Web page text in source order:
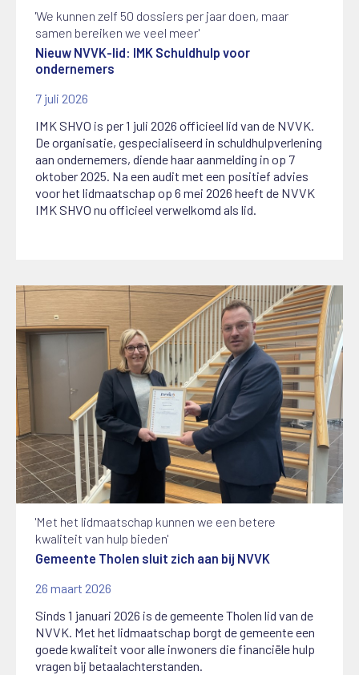
'We kunnen zelf 50 dossiers per jaar doen, maar
samen bereiken we veel meer'
Nieuw NVVK-lid: IMK Schuldhulp voor
ondernemers
7 juli 2026
IMK SHVO is per 1 juli 2026 officieel lid van de NVVK.
De organisatie, gespecialiseerd in schuldhulpverlening
aan ondernemers, diende haar aanmelding in op 7
oktober 2025. Na een audit met een positief advies
voor het lidmaatschap op 6 mei 2026 heeft de NVVK
IMK SHVO nu officieel verwelkomd als lid.
'Met het lidmaatschap kunnen we een betere
kwaliteit van hulp bieden'
Gemeente Tholen sluit zich aan bij NVVK
26 maart 2026
Sinds 1 januari 2026 is de gemeente Tholen lid van de
NVVK. Met het lidmaatschap borgt de gemeente een
goede kwaliteit voor alle inwoners die financiële hulp
vragen bij betaalachterstanden.